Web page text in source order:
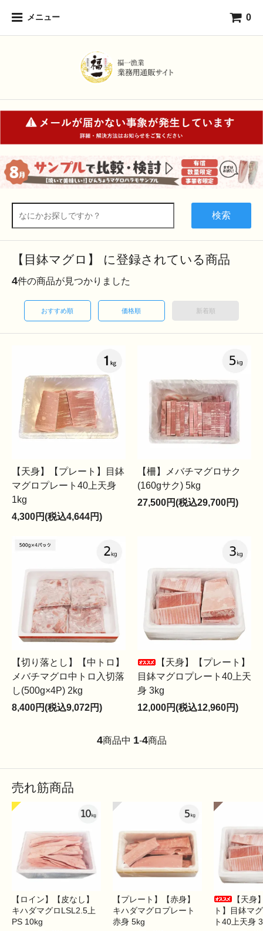
メニュー 0
検索
【目鉢マグロ】 に登録されている商品
4件の商品が見つかりました
おすすめ順 価格順 新着順
【天身】【プレート】目鉢
マグロプレート40上天身
1kg
4,300円(税込4,644円)
【柵】メバチマグロサク
(160gサク) 5kg
27,500円(税込29,700円)
【切り落とし】【中トロ】
メバチマグロ中トロ入切落
し(500g×4P) 2kg
8,400円(税込9,072円)
【天身】【プレート】
目鉢マグロプレート40上天
身 3kg
12,000円(税込12,960円)
4商品中 1-4商品
売れ筋商品
【ロイン】【皮なし】
キハダマグロLSL2.5上
PS 10kg
【プレート】【赤身】
キハダマグロプレート
赤身 5kg
【天身
ト】目鉢マ
ト40上天身